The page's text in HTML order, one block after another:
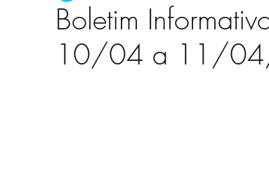
Boletim
10/04 a 11/